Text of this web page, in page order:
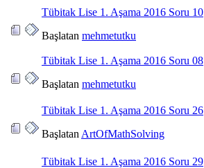
Tübitak Lise 1. Aşama 2016 Soru 10
Başlatan mehmetutku
Tübitak Lise 1. Aşama 2016 Soru 08
Başlatan mehmetutku
Tübitak Lise 1. Aşama 2016 Soru 26
Başlatan ArtOfMathSolving
Tübitak Lise 1. Aşama 2016 Soru 29